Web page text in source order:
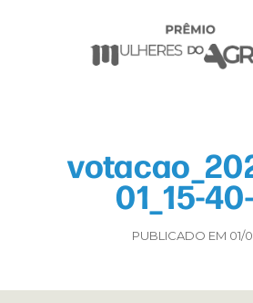
01_15-
PUBLICADO EM 01/